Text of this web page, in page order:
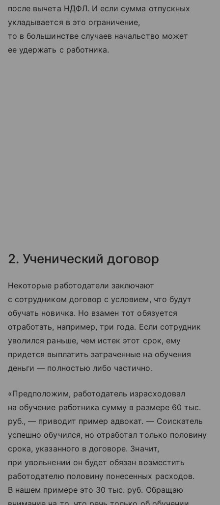
после вычета НДФЛ. И если сумма отпускных
укладывается в это ограничение,
то в большинстве случаев начальство может
ее удержать с работника.
2. Ученический договор
Некоторые работодатели заключают
с сотрудником договор с условием, что будут
обучать новичка. Но взамен тот обязуется
отработать, например, три года. Если сотрудник
уволился раньше, чем истек этот срок, ему
придется выплатить затраченные на обучения
деньги — полностью либо частично.
«Предположим, работодатель израсходовал
на обучение работника сумму в размере 60 тыс.
руб., — приводит пример адвокат. — Соискатель
успешно обучился, но отработал только половину
срока, указанного в договоре. Значит,
при увольнении он будет обязан возместить
работодателю половину понесенных расходов.
В нашем примере это 30 тыс. руб. Обращаю